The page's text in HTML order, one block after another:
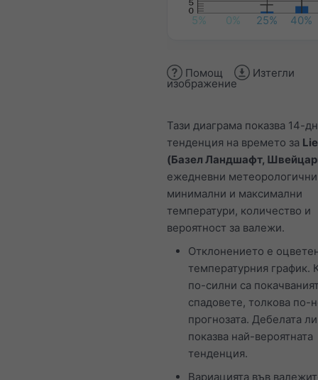
5% 0% 25% 40%
Помощ Изтегли
изображение
Тази диаграма показва 14-
тенденция на времето за
(Базел Ландшафт,
ежедневни
минимални и максимални
температури, количество и
вероятност за валежи.
Отклонението е
температурния график.
по-силни са
спадовете, толкова по-
прогнозата. Дебелата
показва най-вероятната
тенденция.
Вариацията във